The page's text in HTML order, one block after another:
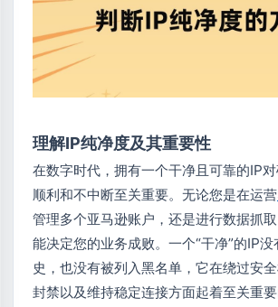
理解IP纯净度及其重要性
在数字时代，拥有一个干净且可靠的IP
顺利和不中断至关重要。无论您是在运营
管理多个亚马逊账户，还是进行数据抓取
能决定您的业务成败。一个“干净”的IP
史，也没有被列入黑名单，它在绕过安
封禁以及维持稳定连接方面起着至关重